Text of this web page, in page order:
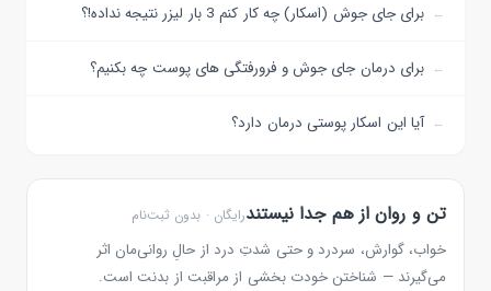
برای جای جوش (اسکار) چه کار کنم 3 بار لیزر نتیجه نداده!؟
برای درمان جای جوش و فرورفتگی های پوست چه بکنیم؟
آیا این اسکار پوستی درمان دارد؟
تن و روان از هم جدا نیستندرایگان · بدون ثبت‌نام
خواب، گوارش، سردرد و حتی شدتِ درد از حالِ روانی‌مان اثر
می‌گیرند — شناختن خودت بخشی از مراقبت از بدنت است.